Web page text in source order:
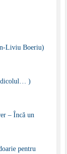
Liviu Boeriu)
)
– Încă un
pentru